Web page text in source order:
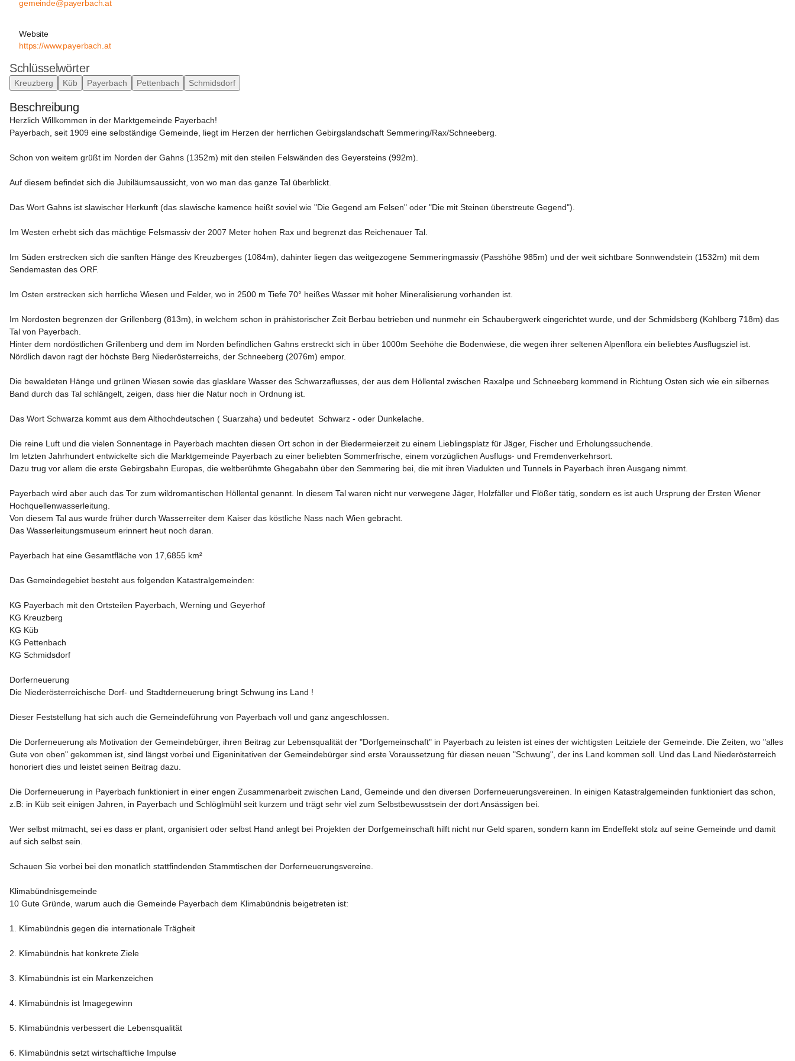
gemeinde@payerbach.at
Website
https://www.payerbach.at
Schlüsselwörter
Kreuzberg Küb Payerbach Pettenbach Schmidsdorf
Beschreibung
Herzlich Willkommen in der Marktgemeinde Payerbach!
Payerbach, seit 1909 eine selbständige Gemeinde, liegt im Herzen der herrlichen Gebirgslandschaft Semmering/Rax/Schneeberg.
Schon von weitem grüßt im Norden der Gahns (1352m) mit den steilen Felswänden des Geyersteins (992m).
Auf diesem befindet sich die Jubiläumsaussicht, von wo man das ganze Tal überblickt.
Das Wort Gahns ist slawischer Herkunft (das slawische kamence heißt soviel wie "Die Gegend am Felsen" oder "Die mit Steinen überstreute Gegend").
Im Westen erhebt sich das mächtige Felsmassiv der 2007 Meter hohen Rax und begrenzt das Reichenauer Tal.
Im Süden erstrecken sich die sanften Hänge des Kreuzberges (1084m), dahinter liegen das weitgezogene Semmeringmassiv (Passhöhe 985m) und der weit sichtbare Sonnwendstein (1532m) mit dem
Sendemasten des ORF.
Im Osten erstrecken sich herrliche Wiesen und Felder, wo in 2500 m Tiefe 70° heißes Wasser mit hoher Mineralisierung vorhanden ist.
Im Nordosten begrenzen der Grillenberg (813m), in welchem schon in prähistorischer Zeit Berbau betrieben und nunmehr ein Schaubergwerk eingerichtet wurde, und der Schmidsberg (Kohlberg 718m) das
Tal von Payerbach.
Hinter dem nordöstlichen Grillenberg und dem im Norden befindlichen Gahns erstreckt sich in über 1000m Seehöhe die Bodenwiese, die wegen ihrer seltenen Alpenflora ein beliebtes Ausflugsziel ist.
Nördlich davon ragt der höchste Berg Niederösterreichs, der Schneeberg (2076m) empor.
Die bewaldeten Hänge und grünen Wiesen sowie das glasklare Wasser des Schwarzaflusses, der aus dem Höllental zwischen Raxalpe und Schneeberg kommend in Richtung Osten sich wie ein silbernes
Band durch das Tal schlängelt, zeigen, dass hier die Natur noch in Ordnung ist.
Das Wort Schwarza kommt aus dem Althochdeutschen ( Suarzaha) und bedeutet  Schwarz - oder Dunkelache.
Die reine Luft und die vielen Sonnentage in Payerbach machten diesen Ort schon in der Biedermeierzeit zu einem Lieblingsplatz für Jäger, Fischer und Erholungssuchende.
Im letzten Jahrhundert entwickelte sich die Marktgemeinde Payerbach zu einer beliebten Sommerfrische, einem vorzüglichen Ausflugs- und Fremdenverkehrsort.
Dazu trug vor allem die erste Gebirgsbahn Europas, die weltberühmte Ghegabahn über den Semmering bei, die mit ihren Viadukten und Tunnels in Payerbach ihren Ausgang nimmt.
Payerbach wird aber auch das Tor zum wildromantischen Höllental genannt. In diesem Tal waren nicht nur verwegene Jäger, Holzfäller und Flößer tätig, sondern es ist auch Ursprung der Ersten Wiener
Hochquellenwasserleitung.
Von diesem Tal aus wurde früher durch Wasserreiter dem Kaiser das köstliche Nass nach Wien gebracht.
Das Wasserleitungsmuseum erinnert heut noch daran.
Payerbach hat eine Gesamtfläche von 17,6855 km²
Das Gemeindegebiet besteht aus folgenden Katastralgemeinden:
KG Payerbach mit den Ortsteilen Payerbach, Werning und Geyerhof
KG Kreuzberg
KG Küb
KG Pettenbach
KG Schmidsdorf
Dorferneuerung
Die Niederösterreichische Dorf- und Stadtderneuerung bringt Schwung ins Land !
Dieser Feststellung hat sich auch die Gemeindeführung von Payerbach voll und ganz angeschlossen.
Die Dorferneuerung als Motivation der Gemeindebürger, ihren Beitrag zur Lebensqualität der "Dorfgemeinschaft" in Payerbach zu leisten ist eines der wichtigsten Leitziele der Gemeinde. Die Zeiten, wo "alles
Gute von oben" gekommen ist, sind längst vorbei und Eigeninitativen der Gemeindebürger sind erste Voraussetzung für diesen neuen "Schwung", der ins Land kommen soll. Und das Land Niederösterreich
honoriert dies und leistet seinen Beitrag dazu.
Die Dorferneuerung in Payerbach funktioniert in einer engen Zusammenarbeit zwischen Land, Gemeinde und den diversen Dorferneuerungsvereinen. In einigen Katastralgemeinden funktioniert das schon,
z.B: in Küb seit einigen Jahren, in Payerbach und Schlöglmühl seit kurzem und trägt sehr viel zum Selbstbewusstsein der dort Ansässigen bei.
Wer selbst mitmacht, sei es dass er plant, organisiert oder selbst Hand anlegt bei Projekten der Dorfgemeinschaft hilft nicht nur Geld sparen, sondern kann im Endeffekt stolz auf seine Gemeinde und damit
auf sich selbst sein.
Schauen Sie vorbei bei den monatlich stattfindenden Stammtischen der Dorferneuerungsvereine.
Klimabündnisgemeinde
10 Gute Gründe, warum auch die Gemeinde Payerbach dem Klimabündnis beigetreten ist:
1. Klimabündnis gegen die internationale Trägheit
2. Klimabündnis hat konkrete Ziele
3. Klimabündnis ist ein Markenzeichen
4. Klimabündnis ist Imagegewinn
5. Klimabündnis verbessert die Lebensqualität
6. Klimabündnis setzt wirtschaftliche Impulse